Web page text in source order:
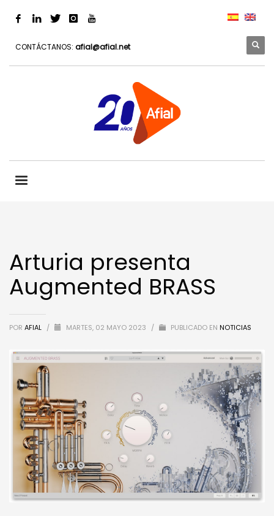
CONTÁCTANOS: afial@afial.net
Arturia presenta
Augmented BRASS
POR AFIAL / MARTES, 02 MAYO 2023 / PUBLICADO EN NOTICIAS